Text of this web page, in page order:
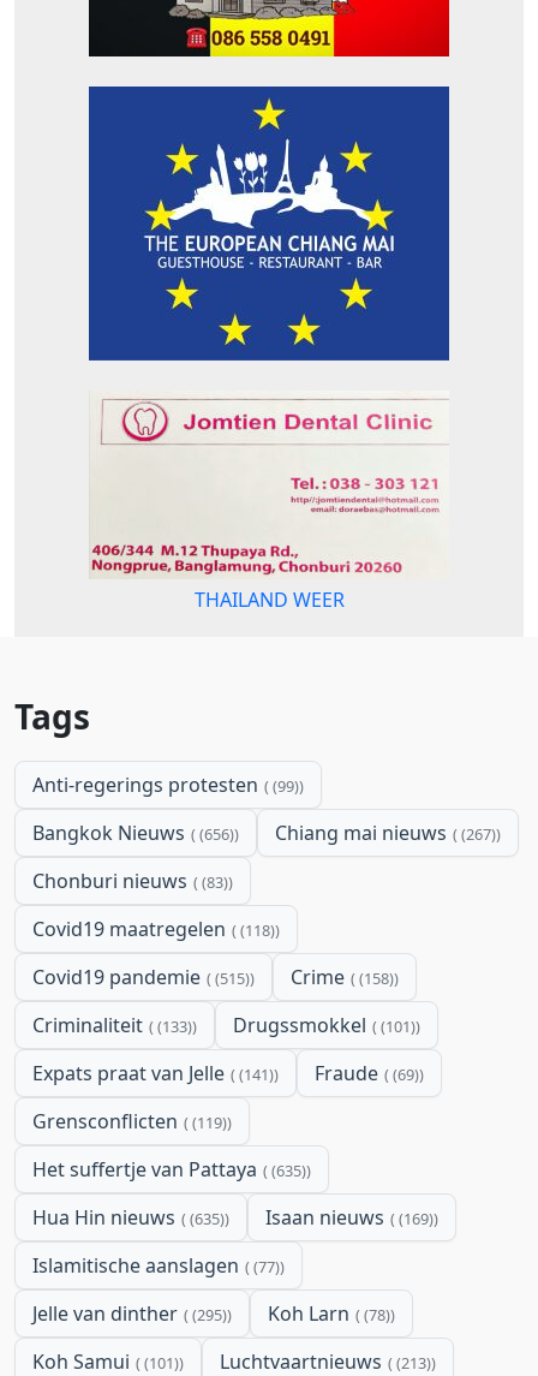
THAILAND WEER
Tags
Anti-regerings protesten (99)
Bangkok Nieuws (656) Chiang mai nieuws (267)
Chonburi nieuws (83)
Covid19 maatregelen (118)
Covid19 pandemie (515) Crime (158)
Criminaliteit (133) Drugssmokkel (101)
Expats praat van Jelle (141) Fraude (69)
Grensconflicten (119)
Het suffertje van Pattaya (635)
Hua Hin nieuws (635) Isaan nieuws (169)
Islamitische aanslagen (77)
Jelle van dinther (295) Koh Larn (78)
Koh Samui (101) Luchtvaartnieuws (213)